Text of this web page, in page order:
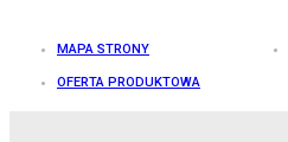
MAPA STRONY
OFERTA PRODUKTOWA